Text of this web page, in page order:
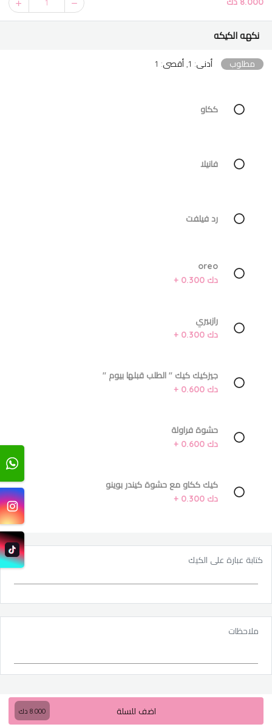
1
نكهه الكيكه
مطلوب أدنى: 1, أقصى: 1
ككاو
فانيلا
رد فيلفت
oreo
دك 0.300 +
رازبيري
دك 0.300 +
جيزكيك كيك '' الطلب قبلها بيوم ''
دك 0.600 +
حشوة فراولة
دك 0.600 +
كيك ككاو مع حشوة كيندر بوينو
دك 0.300 +
كتابة عبارة على الكيك
ملاحظات
اضف للسلة 8.000 دك